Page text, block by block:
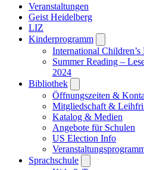
Veranstaltungen
Geist Heidelberg
LIZ
Kinderprogramm
submenu
International
Summer Reading –
2024
Bibliothek
submenu
Öffnungszeiten &
Mitgliedschaft &
Katalog & Medien
Angebote für Schulen
US Election Info
Sprachschule